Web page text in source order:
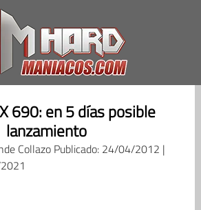
690: en 5 días posible
lanzamiento
Collazo Publicado: 24/04/2012 |